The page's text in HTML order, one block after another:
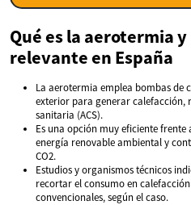
Qué es la aerotermia
relevante en España
La aerotermia emplea bombas de
exterior para generar calefacción,
sanitaria (ACS).
Es una opción muy eficiente
energía renovable ambiental y
CO2.
Estudios y organismos técnicos
recortar el consumo en
convencionales, según el caso.